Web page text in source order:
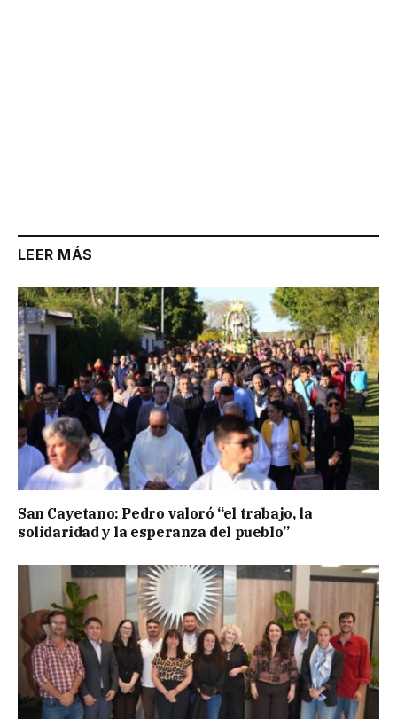
LEER MÁS
San Cayetano: Pedro valoró “el trabajo, la
solidaridad y la esperanza del pueblo”